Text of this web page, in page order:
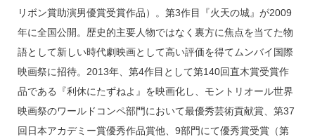
リボン賞助演男優賞受賞作品）。第3作目『火天の城』が2009
年に全国公開。歴史的主要人物ではなく裏方に焦点を当てた物
語として新しい時代劇映画として高い評価を得てムンバイ国際
映画祭に招待。2013年、第4作目として第140回直木賞受賞作
品である『利休にたずねよ』を映画化し、モントリオール世界
映画祭のワールドコンペ部門において最優秀芸術貢献賞、第37
回日本アカデミー賞優秀作品賞他、9部門にて優秀賞受賞（第